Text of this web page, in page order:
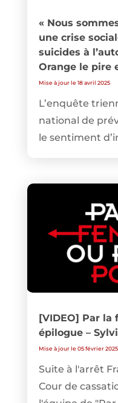
« Nous
une crise
suicides à
Orange le pire
Mise à jour le 18 avril 2025
L’enquête
national de
le sentiment
[VIDEO] Par la
épilogue –
Mise à jour le 05 février 2025
Suite à l'arrêt
Cour de